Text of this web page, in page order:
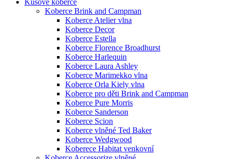
Koberce Brink and Campman
Koberce Atelier vlna
Koberce Decor
Koberce Estella
Koberce Florence Broadhurst
Koberce Harlequin
Koberce Laura Ashley
Koberce Marimekko vlna
Koberce Orla Kiely vlna
Koberce pro děti Brink and Campman
Koberce Pure Morris
Koberce Sanderson
Koberce Scion
Koberce vlněné Ted Baker
Koberce Wedgwood
Koberece Habitat venkovní